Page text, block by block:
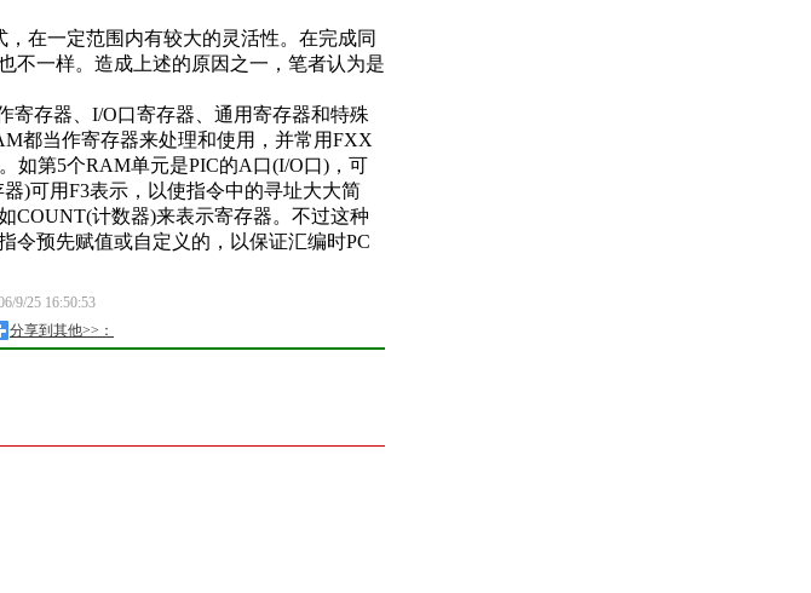
在一定范围内有较大的灵活性。在完成同
不一样。造成上述的原因之一，笔者认为是
存器、I/O口寄存器、通用寄存器和特殊
都当作寄存器来处理和使用，并常用FXX
如第5个RAM单元是PIC的A口(I/O口)，可
)可用F3表示，以使指令中的寻址大大简
COUNT(计数器)来表示寄存器。不过这种
令预先赋值或自定义的，以保证汇编时PC
9/25 16:50:53
分享到其他>>：